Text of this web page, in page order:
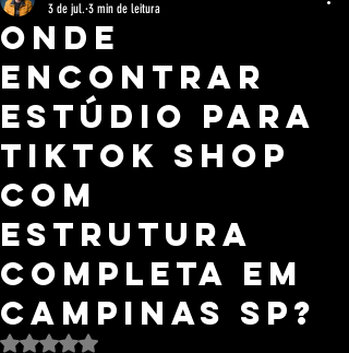
Onde
Encontrar
Estúdio Para
TikTok Shop
Com
Estrutura
Completa Em
Campinas SP?
3 de jul. 3 min de leitura
Avaliado com NaN de 5 estrelas.